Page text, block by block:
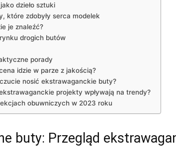
dzieło sztuki
które zdobyły serca modelek
je znaleźć?
drogich butów
porady
idzie w parze z jakością?
nosić ekstrawaganckie buty?
projekty wpływają na trendy?
obuwniczych w 2023 roku
buty: Przegląd